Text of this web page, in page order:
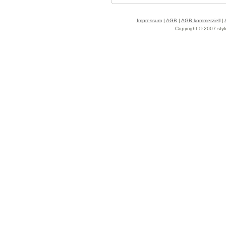
Impressum| AGB | AGB kommerziell|
Copyright © 2007